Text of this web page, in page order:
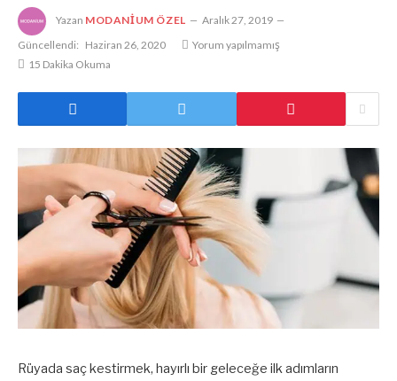
Yazan MODANIUM ÖZEL
Aralık 27, 2019
Güncellendi: Haziran 26, 2020
Yorum yapılmamış
15 Dakika Okuma
Rüyada saç kestirmek, hayırlı bir geleceğe ilk adımların